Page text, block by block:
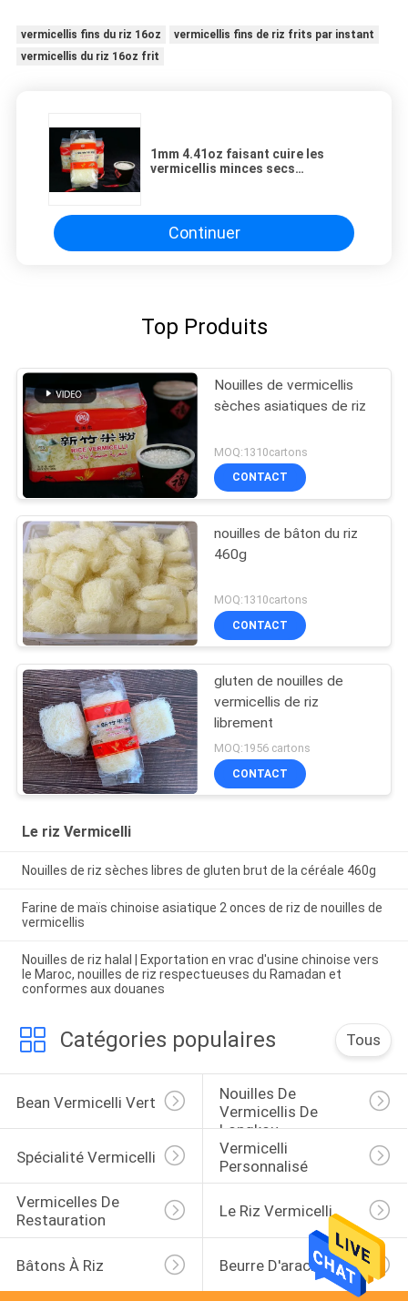
vermicellis fins du riz 16oz
vermicellis fins de riz frits par instant
vermicellis du riz 16oz frit
1mm 4.41oz faisant cuire les
vermicellis minces secs
Continuer
Top Produits
Nouilles de vermicellis
sèches asiatiques de riz
MOQ:1310cartons
CONTACT
nouilles de bâton du riz
460g
MOQ:1310cartons
CONTACT
gluten de nouilles de
vermicellis de riz
librement
MOQ:1956 cartons
CONTACT
Le riz Vermicelli
Nouilles de riz sèches libres de gluten brut de la céréale 460g
Farine de maïs chinoise asiatique 2 onces de riz de nouilles de
vermicellis
Nouilles de riz halal | Exportation en vrac d'usine chinoise vers
le Maroc, nouilles de riz respectueuses du Ramadan et
conformes aux douanes
Catégories populaires Tous
Bean Vermicelli Vert
Nouilles De
Vermicellis De
Longkou
Spécialité Vermicelli
Vermicelli
Personnalisé
Vermicelles De
Restauration
Le Riz Vermicelli
Bâtons À Riz Beurre D'arachide